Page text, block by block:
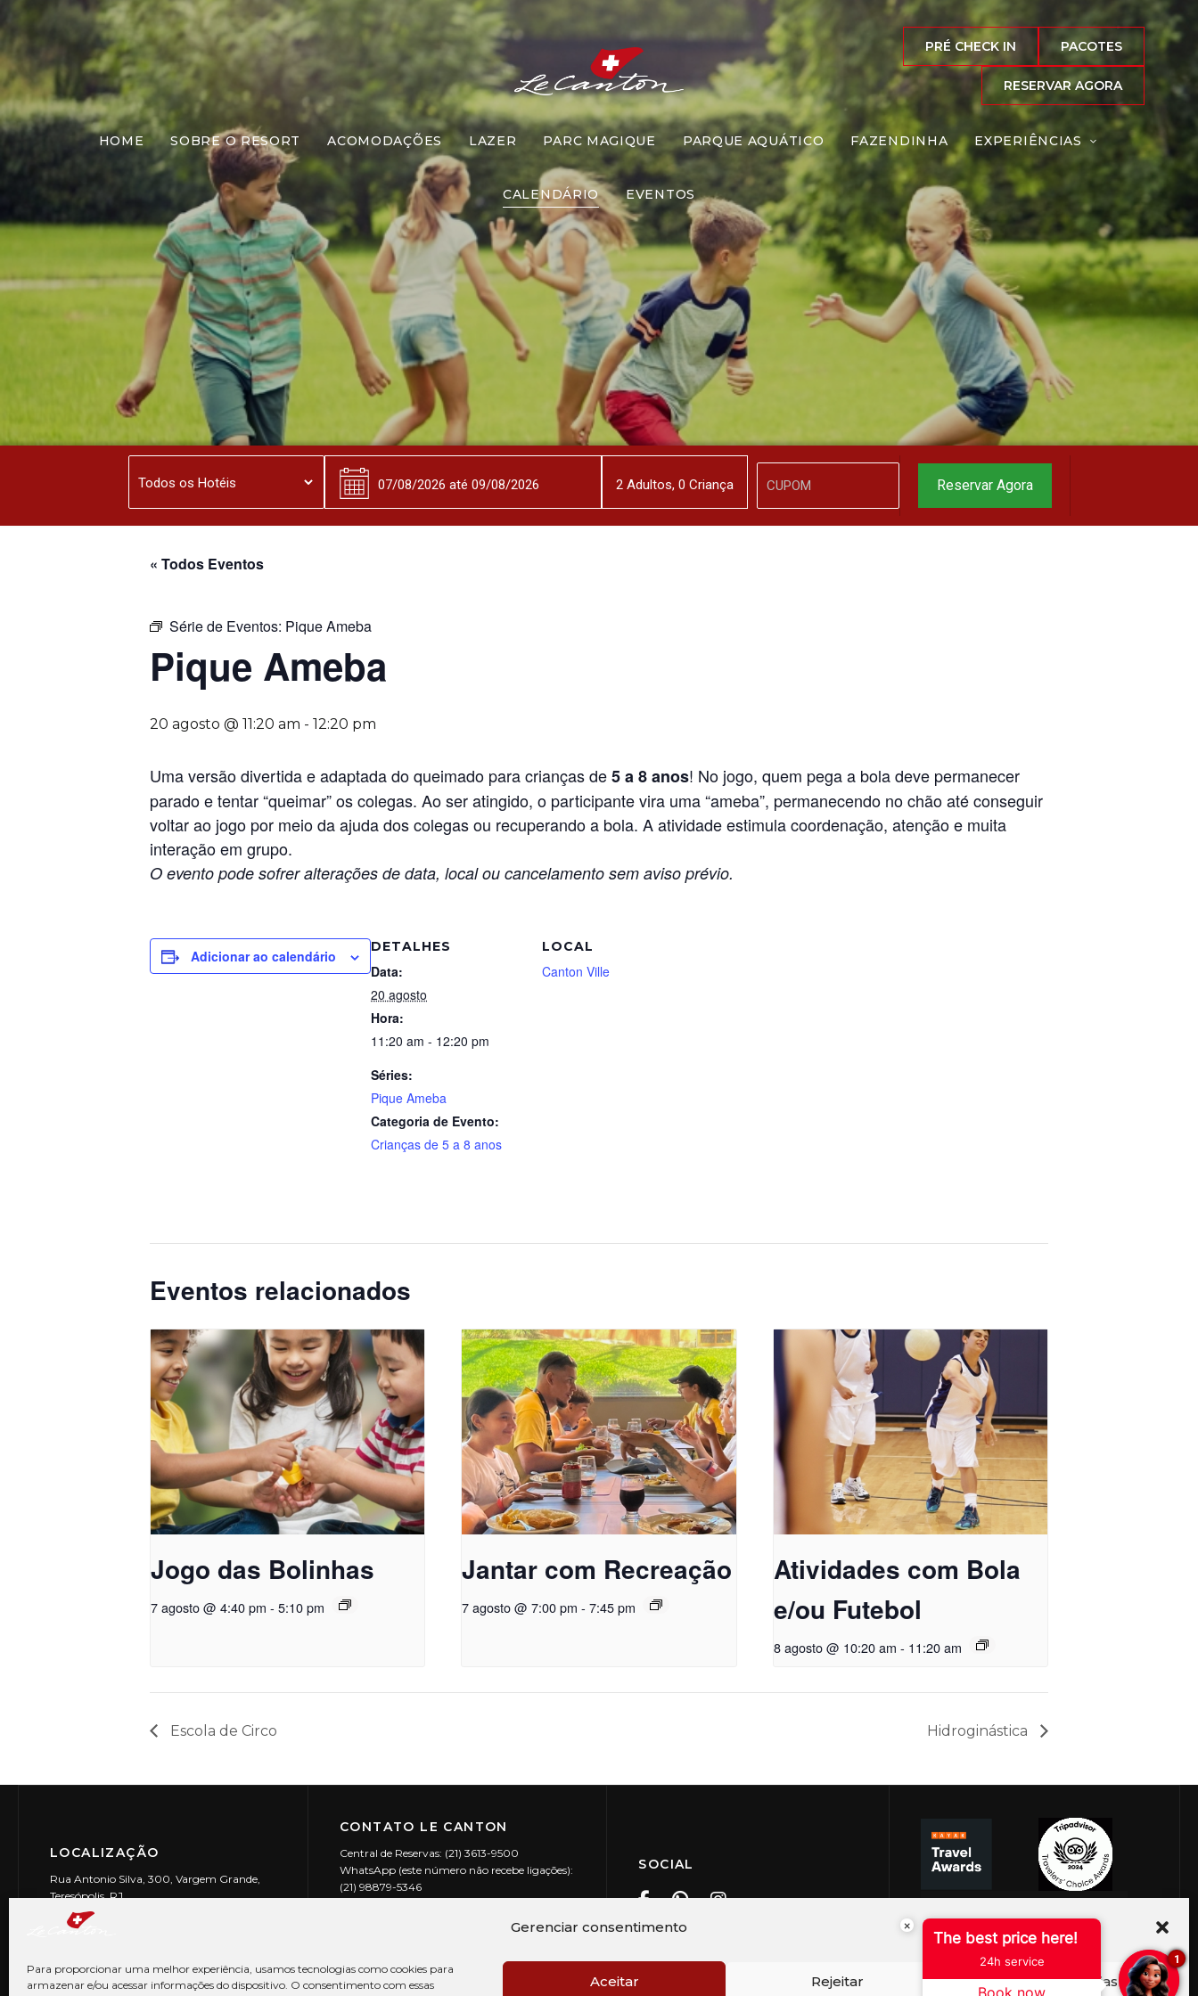
Gerenciar consentimento
Para proporcionar uma melhor experiência, usamos tecnologias como cookies para
armazenar e/ou acessar informações do dispositivo. O consentimento com essas
Aceitar Rejeitar Ver preferências
PRÉ CHECK IN PACOTES
RESERVAR AGORA
HOME SOBRE O RESORT ACOMODAÇÕES LAZER PARC MAGIQUE PARQUE AQUÁTICO FAZENDINHA EXPERIÊNCIAS
CALENDÁRIO EVENTOS
Pique Ameba
« Todos Eventos
Série de Eventos: Pique Ameba
Pique Ameba
20 agosto @ 11:20 am - 12:20 pm
Uma versão divertida e adaptada do queimado para crianças de5 a 8 anos! No jogo, quem pega a bola deve permanecer
parado e tentar “queimar” os colegas. Ao ser atingido, o participante vira uma “ameba”, permanecendo no chão até conseguir
voltar ao jogo por meio da ajuda dos colegas ou recuperando a bola. A atividade estimula coordenação, atenção e muita
interação em grupo.
O evento pode sofrer alterações de data, local ou cancelamento sem aviso prévio.
Adicionar ao calendário
DETALHES
Data:
20 agosto
Hora:
11:20 am - 12:20 pm
Séries:
Pique Ameba
Categoria de Evento:
Crianças de 5 a 8 anos
LOCAL
Canton Ville
Eventos relacionados
Jogo das Bolinhas
7 agosto @ 4:40 pm - 5:10 pm
Jantar com Recreação
7 agosto @ 7:00 pm - 7:45 pm
Atividades com Bola
e/ou Futebol
8 agosto @ 10:20 am - 11:20 am
Escola de Circo Hidroginástica
LOCALIZAÇÃO
Rua Antonio Silva, 300, Vargem Grande,
Teresópolis, RJ
CEP: 25990-150
CONTATO LE CANTON
Central de Reservas: (21) 3613-9500
WhatsApp (este número não recebe ligações):
(21) 98879-5346
SOCIAL
2Adultos, 0 Criança
Reserve agora, com
o melhor preço
garantido
▼
Reservar Agora
×
The best price here!
24h service
Book now
1